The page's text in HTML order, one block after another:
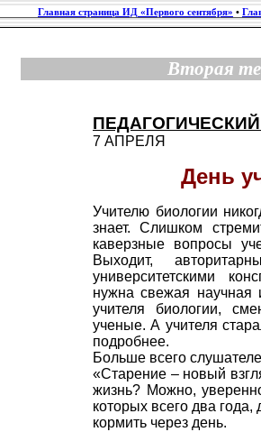
Главная страница ИД «Первого сентября» •
Вторая
7 АПРЕЛЯ
День
Учителю биологии
знает. Слишком
каверзные вопросы
Выходит,
университетскими
нужна свежая
учителя биологии,
ученые. А учителя
подробнее.
Больше всего
«Старение – новый
жизнь? Можно,
которых всего два
кормить через день.